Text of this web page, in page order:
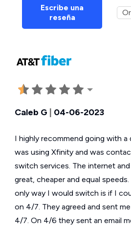
Escribe una
reseña
Caleb G 04-06-2023
I highly recommend going with a
was using Xfinity and was
switch services. The internet
great, cheaper and equal
only way I would switch is if I
on 4/7. They agreed and sent
4/7. On 4/6 they sent an email